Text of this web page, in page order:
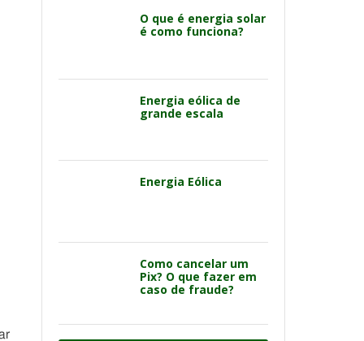
O que é energia solar
é como funciona?
Energia eólica de
grande escala
Energia Eólica
Como cancelar um
Pix? O que fazer em
caso de fraude?